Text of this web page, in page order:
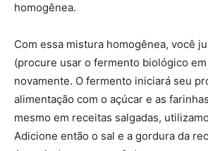
homogênea.
Com essa mistura homogênea, você
(procure usar o fermento biológico
novamente. O fermento iniciará seu
alimentação com o açúcar e as
mesmo em receitas salgadas,
Adicione então o sal e a gordura da